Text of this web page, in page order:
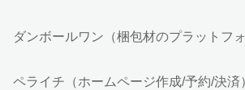
ダンボールワン（梱包材のプラットフォ
ペライチ（ホームページ作成/予約/決済